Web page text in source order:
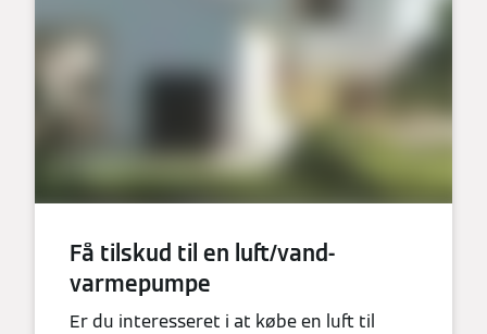
Få tilskud til en luft/vand-
varmepumpe
Er du interesseret i at købe en luft til